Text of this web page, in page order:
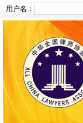
用户名：